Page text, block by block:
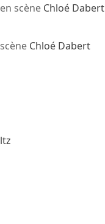
scène Chloé Dabert
Chloé Dabert